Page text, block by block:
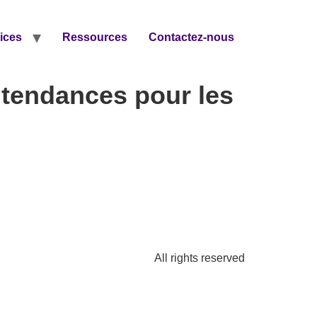
Ressources Contactez-nous
pour les
All rights reserved